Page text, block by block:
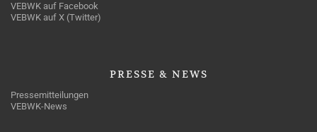
VEBWK auf Facebook
VEBWK auf X (Twitter)
PRESSE & NEWS
Pressemitteilungen
VEBWK-News